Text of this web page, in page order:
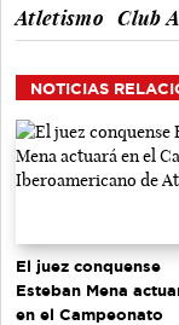
Atletismo
Club
NOTICIAS
El juez conquense
Esteban Mena
en el Campeonato